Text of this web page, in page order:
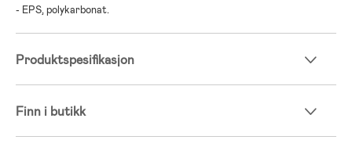
- EPS, polykarbonat.
Produktspesifikasjon
Finn i butikk